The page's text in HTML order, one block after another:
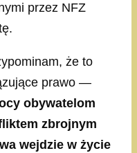
przez NFZ
że to
prawo —
obywatelom
zbrojnym
wejdzie w życie